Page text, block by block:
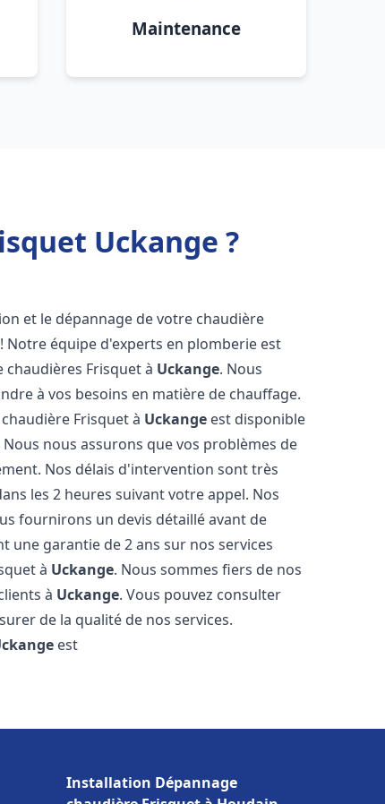
Maintenance
Uckange ?
et le dépannage de votre chaudière
Notre équipe d'experts en plomberie est
Frisquet à Uckange. Nous
à vos besoins en matière de chauffage.
Frisquet à Uckange est disponible
nous assurons que vos problèmes de
Nos délais d'intervention sont très
les 2 heures suivant votre appel. Nos
fournirons un devis détaillé avant de
une garantie de 2 ans sur nos services
à Uckange. Nous sommes fiers de nos
à Uckange. Vous pouvez consulter
de la qualité de nos services.
est
Installation Dépannage